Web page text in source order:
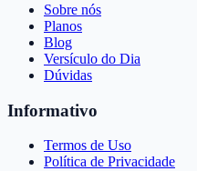
Sobre nós
Planos
Blog
Versículo do Dia
Dúvidas
Informativo
Termos de Uso
Política de Privacidade